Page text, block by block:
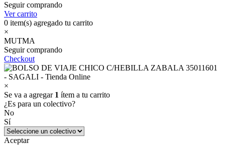
Seguir comprando
Ver carrito
0 item(s) agregado tu carrito
×
MUTMA
Seguir comprando
Checkout
×
Se va a agregar 1 ítem a tu carrito
¿Es para un colectivo?
No
Sí
Aceptar